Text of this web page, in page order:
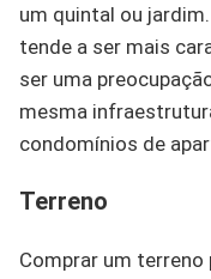
um quintal ou
tende a ser mais
ser uma
mesma
condomínios de
Terreno
Comprar um